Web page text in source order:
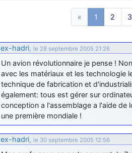
: Je me rattraperai à la Ferté
: Malheureusement nonun
fox_50: Bonjour, certains parmis vous
meeting de Lann Bihoué de 2026 ?
cachée dans les pins: Coucou et
au site!
jericho: Bonne année et tous mes
2026 !
little boy: je vous souhaite un bon
année!
jericho: Merci D9pouces, à mon tour
« 1 2 3
ex-hadri, le 28 septembre 2005 21:26
Un avion révolutionnaire je pense !
avec les matériaux et les technologie
technique de fabrication et
également: tous est gérer sur
conception a l'assemblage a l'aide de
une première mondiale !
ex-hadri, le 30 septembre 2005 12:56